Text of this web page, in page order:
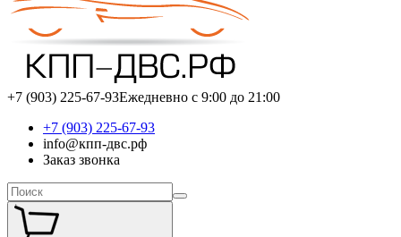
+7 (903) 225-67-93Ежедневно с 9:00 до 21:00
+7 (903) 225-67-93
info@кпп-двс.рф
Заказ звонка